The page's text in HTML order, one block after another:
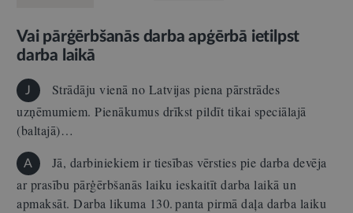
Vai pārģērbšanās darba apģērbā ietilpst
darba laikā
J
Strādāju vienā no Latvijas piena pārstrādes
uzņēmumiem. Pienākumus drīkst pildīt tikai speciālajā
(baltajā)…
A
Jā, darbiniekiem ir tiesības vērsties pie darba devēja
ar prasību pārģērbšanās laiku ieskaitīt darba laikā un
apmaksāt. Darba likuma 130. panta pirmā daļa darba laiku